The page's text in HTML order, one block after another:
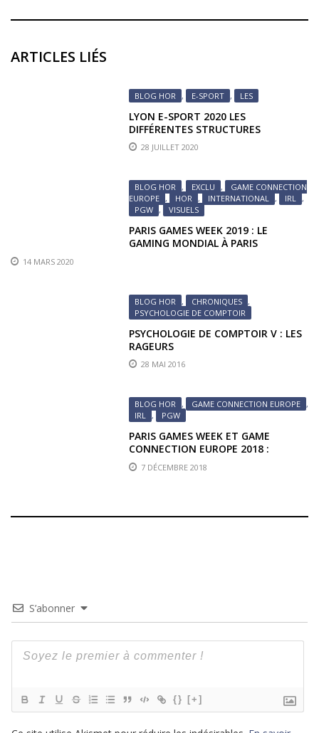
ARTICLES LIÉS
BLOG HOR , E-SPORT , LES
LYON E-SPORT 2020 LES
DIFFÉRENTES STRUCTURES
28 JUILLET 2020
BLOG HOR , EXCLU ,
GAME CONNECTION
EUROPE , HOR , INTERNATIONAL , IRL ,
PGW , VISUELS
PARIS GAMES WEEK 2019 : LE
GAMING MONDIAL À PARIS
14 MARS 2020
BLOG HOR , CHRONIQUES ,
PSYCHOLOGIE DE COMPTOIR
PSYCHOLOGIE DE COMPTOIR V : LES
RAGEURS
28 MAI 2016
BLOG HOR , GAME CONNECTION EUROPE ,
IRL , PGW
PARIS GAMES WEEK ET GAME
CONNECTION EUROPE 2018 :
INTRODUCTION
7 DÉCEMBRE 2018
S’abonner
{} [+]